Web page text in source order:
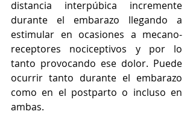
distancia interpúbica incremente
durante el embarazo llegando a
estimular en ocasiones a mecano-
receptores nociceptivos y por lo
tanto provocando ese dolor. Puede
ocurrir tanto durante el embarazo
como en el postparto o incluso en
ambas.